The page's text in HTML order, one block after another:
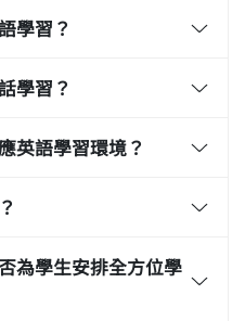
學習？
學習？
英語學習環境？
為學生安排全方位學